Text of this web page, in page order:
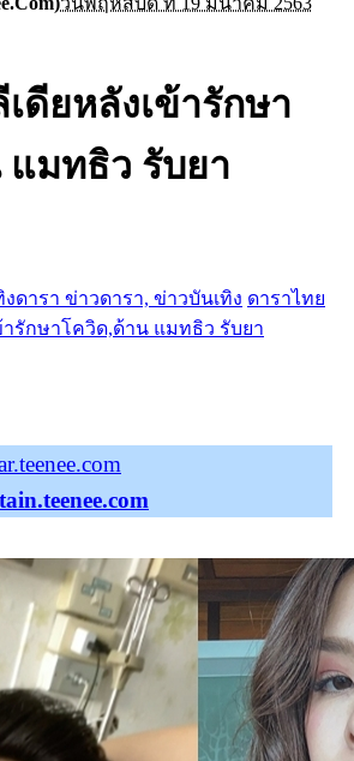
ดียหลังเข้ารักษา
มทธิว รับยา
งดารา ข่าวดารา, ข่าวบันเทิง ดาราไทย
ารักษาโควิด,ด้าน แมทธิว รับยา